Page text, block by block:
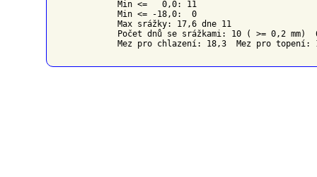
Min <=   0,0: 11
Min <= -18,0:  0
Max srážky: 17,6 dne 11
Počet dnů se srážkami: 10 ( >= 0,2 mm)